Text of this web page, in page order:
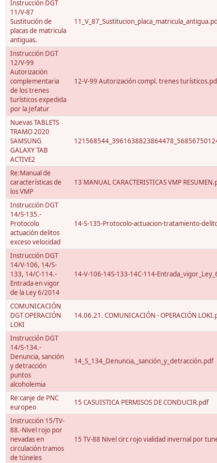
Instrucción DGT
11/V-87
Sustitución de
placas de matricula
antiguas.
Instrucción DGT
12/V-99
Autorización
complementaria
de los trenes
turísticos expedida
por la Jefatur
12-V-99 Autorización compl. trenes
Nuevas TABLETS
TRAMO 2020
SAMSUNG
GALAXY TAB
ACTIVE2
Re:Manual de
características de
los VMP
13 MANUAL CARACTERISTICAS VMP
Instrucción DGT
14/S-135.-
Protocolo
actuación delitos
exceso velocidad
14-S-135-Protocolo-actuacion-tratamiento-
Instrucción DGT
14/V-106, 14/S-
133, 14/C-114.-
Entrada en vigor
de la Ley 6/2014
14-V-106-14S-133-14C-114-
COMUNICACIÓN
DGT OPERACIÓN
LOKI
14.06.21. COMUNICACIÓN - OPERACIÓN
Instrucción DGT
14/S-134.-
Denuncia, sanción
y detracción
puntos
alcoholemia
14_S_134_Denuncia,_sanción_y_detracción.pdf
Re:canje de PNC
europeo
15 CASUISTICA PERMISOS DE CONDUCIR.pdf
Instrucción 15/TV-
88.-Nivel rojo por
nevadas en
circulación tramos
de túneles
15 TV-88 Nivel circ rojo vialidad invernal por